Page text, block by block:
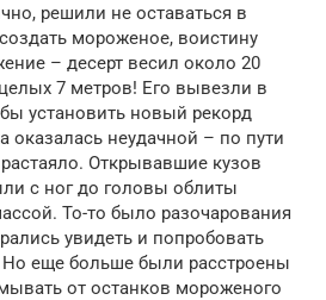
решили не оставаться в
мороженое, воистину
– десерт весил около 20
7 метров! Его вывезли в
установить новый рекорд
оказалась неудачной – по пути
Открывавшие кузов
с ног до головы облиты
То-то было разочарования
увидеть и попробовать
Но еще больше были расстроены
от останков мороженого